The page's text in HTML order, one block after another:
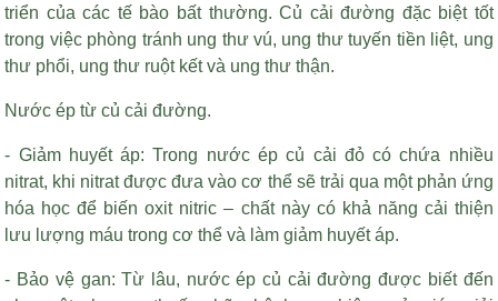
triển của các tế bào bất thường. Củ cải đường đặc biệt tốt
trong việc phòng tránh ung thư vú, ung thư tuyến tiền liệt, ung
thư phổi, ung thư ruột kết và ung thư thận.
Nước ép từ củ cải đường.
- Giảm huyết áp: Trong nước ép củ cải đỏ có chứa nhiều
nitrat, khi nitrat được đưa vào cơ thể sẽ trải qua một phản ứng
hóa học để biến oxit nitric – chất này có khả năng cải thiện
lưu lượng máu trong cơ thể và làm giảm huyết áp.
- Bảo vệ gan: Từ lâu, nước ép củ cải đường được biết đến